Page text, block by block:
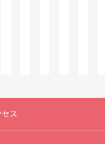
セス